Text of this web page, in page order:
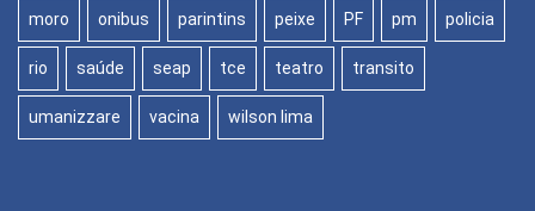
moro onibus parintins peixe PF pm policia
rio saúde seap tce teatro transito
umanizzare vacina wilson lima